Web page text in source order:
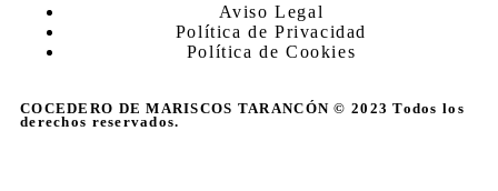
Aviso Legal
Política de Privacidad
Política de Cookies
COCEDERO DE MARISCOS TARANCÓN © 2023 Todos los
derechos reservados.